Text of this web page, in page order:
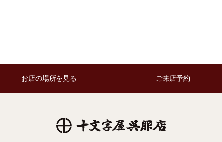
お店の場所を見る ご来店予約